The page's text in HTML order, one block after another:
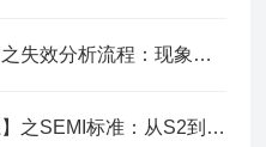
【04缺陷检测与失效分析】之失效分析流程：现象到根因系统方法
【01实验室建设与标准体系】之SEMI标准：从S2到S22实战解读